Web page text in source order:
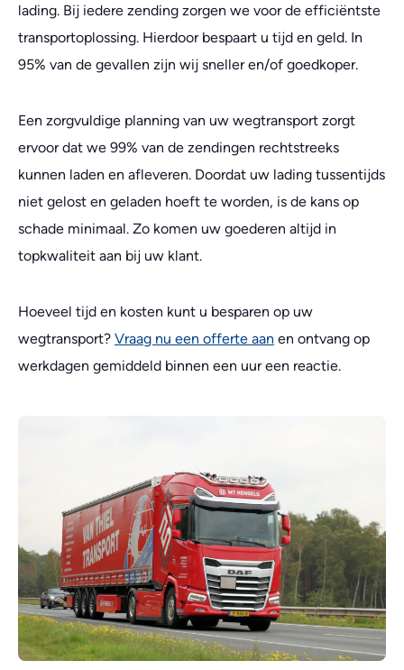
lading. Bij iedere zending zorgen we voor de efficiëntste
transportoplossing. Hierdoor bespaart u tijd en geld. In
95% van de gevallen zijn wij sneller en/of goedkoper.
Een zorgvuldige planning van uw wegtransport zorgt
ervoor dat we 99% van de zendingen rechtstreeks
kunnen laden en afleveren. Doordat uw lading tussentijds
niet gelost en geladen hoeft te worden, is de kans op
schade minimaal. Zo komen uw goederen altijd in
topkwaliteit aan bij uw klant.
Hoeveel tijd en kosten kunt u besparen op uw
wegtransport? Vraag nu een offerte aan en ontvang op
werkdagen gemiddeld binnen een uur een reactie.